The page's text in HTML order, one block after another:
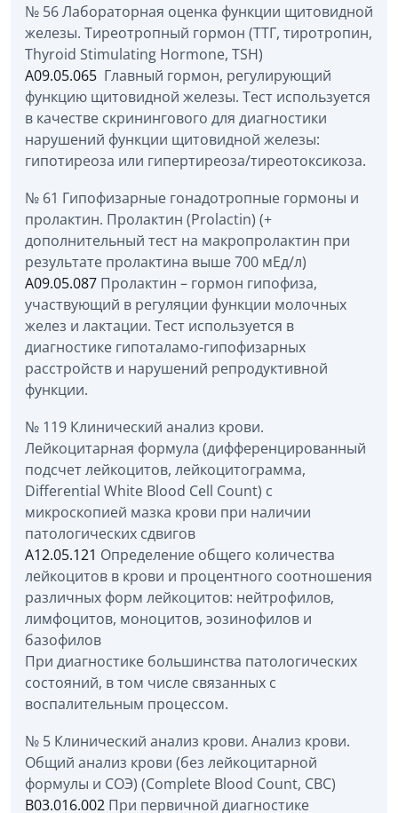
№ 56 Лабораторная оценка функции щитовидной
железы. Тиреотропный гормон (ТТГ, тиротропин,
Thyroid Stimulating Hormone, TSH)
A09.05.065 Главный гормон, регулирующий
функцию щитовидной железы. Тест используется
в качестве скринингового для диагностики
нарушений функции щитовидной железы:
гипотиреоза или гипертиреоза/тиреотоксикоза.
№ 61 Гипофизарные гонадотропные гормоны и
пролактин. Пролактин (Prolactin) (+
дополнительный тест на макропролактин при
результате пролактина выше 700 мЕд/л)
A09.05.087 Пролактин – гормон гипофиза,
участвующий в регуляции функции молочных
желез и лактации. Тест используется в
диагностике гипоталамо-гипофизарных
расстройств и нарушений репродуктивной
функции.
№ 119 Клинический анализ крови.
Лейкоцитарная формула (дифференцированный
подсчет лейкоцитов, лейкоцитограмма,
Differential White Blood Cell Count) с
микроскопией мазка крови при наличии
патологических сдвигов
A12.05.121 Определение общего количества
лейкоцитов в крови и процентного соотношения
различных форм лейкоцитов: нейтрофилов,
лимфоцитов, моноцитов, эозинофилов и
базофилов
При диагностике большинства патологических
состояний, в том числе связанных с
воспалительным процессом.
№ 5 Клинический анализ крови. Анализ крови.
Общий анализ крови (без лейкоцитарной
формулы и СОЭ) (Complete Blood Count, CBC)
B03.016.002 При первичной диагностике